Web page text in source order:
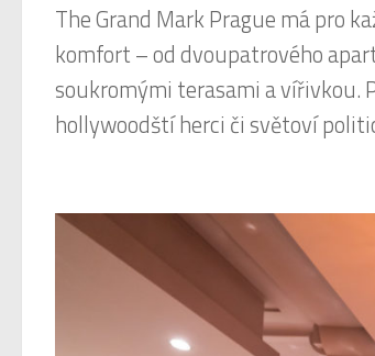
The Grand Mark Prague má pro
komfort – od dvoupatrového
soukromými terasami a vířivkou.
hollywoodští herci či světoví